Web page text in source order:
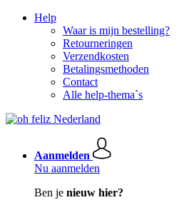
Help
Waar is mijn bestelling?
Retourneringen
Verzendkosten
Betalingsmethoden
Contact
Alle help-thema`s
Aanmelden
Nu aanmelden
Ben je nieuw hier?